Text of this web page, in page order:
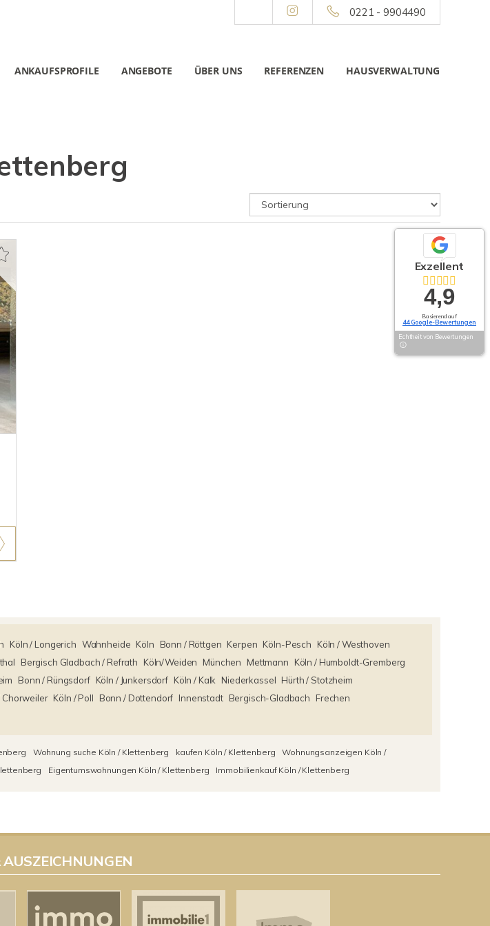
0221 - 9904490
ANKAUFSPROFILE ANGEBOTE ÜBER UNS REFERENZEN HAUSVERWALTUNG
Köln / Longerich Wahnheide Köln Bonn / Röttgen Kerpen Köln-Pesch
Köln / Westhoven
Bergisch Gladbach / Refrath Köln/Weiden München Mettmann
Köln / Humboldt-Gremberg
Bonn / Rüngsdorf Köln / Junkersdorf Köln / Kalk Niederkassel Hürth / Stotzheim
Chorweiler Köln / Poll Bonn / Dottendorf Innenstadt Bergisch-Gladbach
Frechen
Wohnung suche Köln / Klettenberg kaufen Köln / Klettenberg
Wohnungsanzeigen Köln /
Eigentumswohnungen Köln / Klettenberg Immobilienkauf Köln / Klettenberg
Exzellent
4,9
Basierend auf
44 Google-Bewertungen
Echtheit von Bewertungen